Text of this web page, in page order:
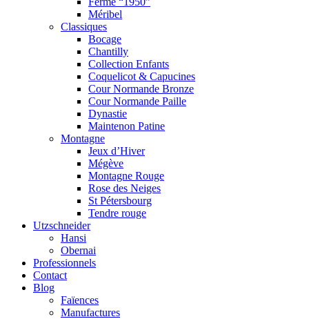
Méribel
Classiques
Bocage
Chantilly
Collection Enfants
Coquelicot & Capucines
Cour Normande Bronze
Cour Normande Paille
Dynastie
Maintenon Patine
Montagne
Jeux d’Hiver
Mégève
Montagne Rouge
Rose des Neiges
St Pétersbourg
Tendre rouge
Utzschneider
Hansi
Obernai
Professionnels
Contact
Blog
Faïences
Manufactures